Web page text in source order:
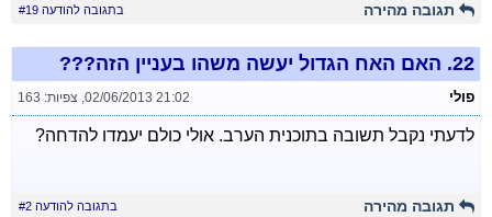
תגובה מהירה בתגובה להודעה #19
22. האם האח הגדול יעשה משהו בעניין הזה???
פולי 02/06/2013 21:02
, צפיות: 163
לדעתי נקבל תשובה בתוכנית הערב. אולי כולם יעמדו להדחה?
תגובה מהירה בתגובה להודעה #2